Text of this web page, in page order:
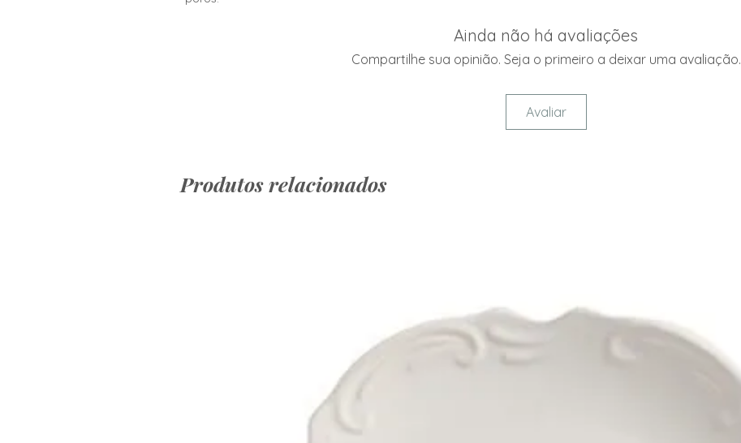
Ainda não há avaliações
Compartilhe sua opinião. Seja o primeiro a deixar uma avaliação.
Avaliar
Produtos relacionados